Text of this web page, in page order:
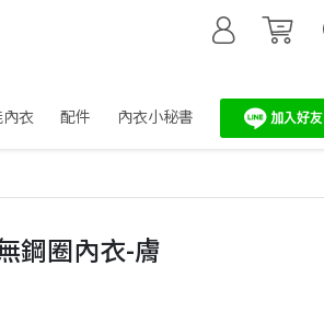
衣 配件 內衣小秘書
鋼圈內衣-膚